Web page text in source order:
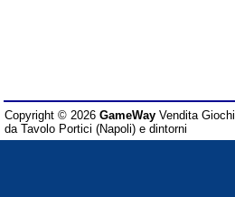
Copyright © 2026 GameWay Vendita Giochi
da Tavolo Portici (Napoli) e dintorni